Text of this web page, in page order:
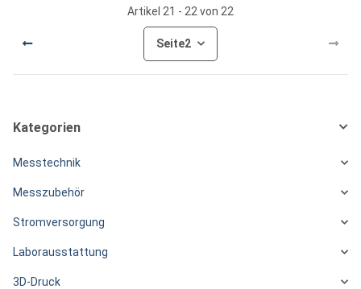
Artikel 21 - 22 von 22
Seite2
Kategorien
Messtechnik
Messzubehör
Stromversorgung
Laborausstattung
3D-Druck